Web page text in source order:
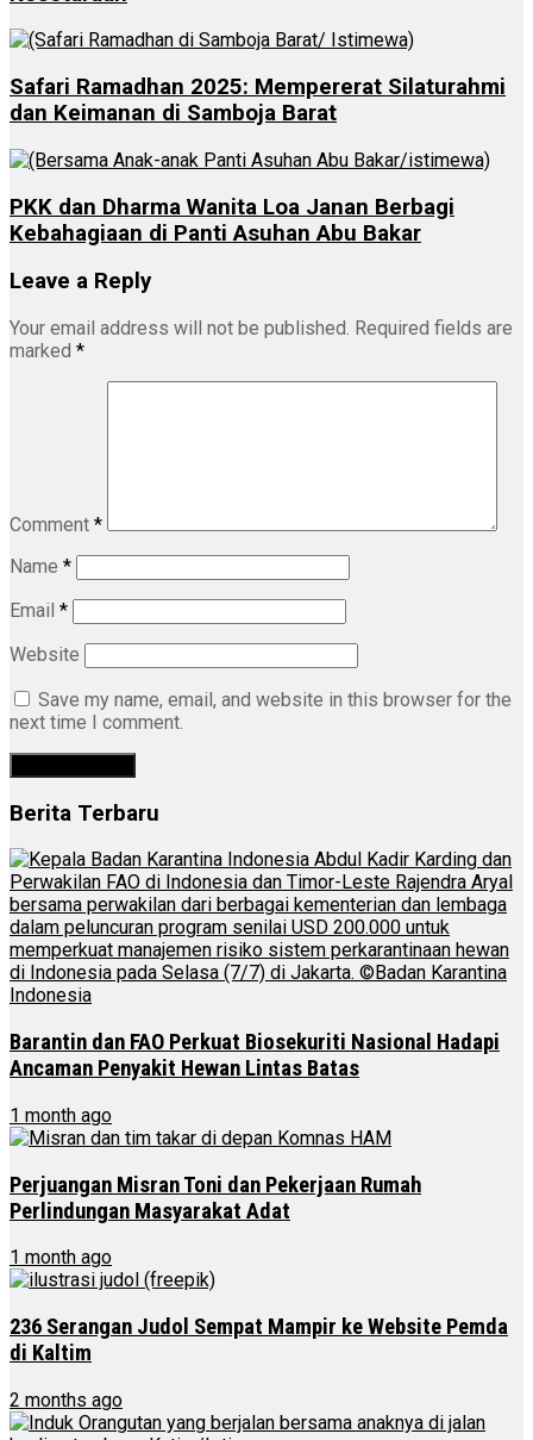
Safari Ramadhan 2025: Mempererat Silaturahmi
dan Keimanan di Samboja Barat
PKK dan Dharma Wanita Loa Janan Berbagi
Kebahagiaan di Panti Asuhan Abu Bakar
Leave a Reply
Your email address will not be published. Required fields are
marked *
Comment *
Name *
Email *
Website
Save my name, email, and website in this browser for the
next time I comment.
Berita Terbaru
Barantin dan FAO Perkuat Biosekuriti Nasional Hadapi
Ancaman Penyakit Hewan Lintas Batas
1 month ago
Perjuangan Misran Toni dan Pekerjaan Rumah
Perlindungan Masyarakat Adat
1 month ago
236 Serangan Judol Sempat Mampir ke Website Pemda
di Kaltim
2 months ago